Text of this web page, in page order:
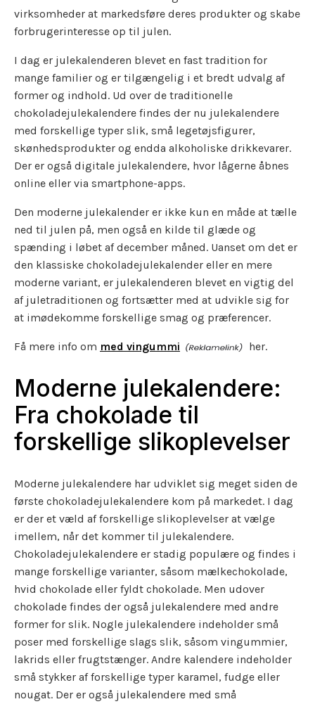
virksomheder at markedsføre deres produkter og skabe
forbrugerinteresse op til julen.
I dag er julekalenderen blevet en fast tradition for
mange familier og er tilgængelig i et bredt udvalg af
former og indhold. Ud over de traditionelle
chokoladejulekalendere findes der nu julekalendere
med forskellige typer slik, små legetøjsfigurer,
skønhedsprodukter og endda alkoholiske drikkevarer.
Der er også digitale julekalendere, hvor lågerne åbnes
online eller via smartphone-apps.
Den moderne julekalender er ikke kun en måde at tælle
ned til julen på, men også en kilde til glæde og
spænding i løbet af december måned. Uanset om det er
den klassiske chokoladejulekalender eller en mere
moderne variant, er julekalenderen blevet en vigtig del
af juletraditionen og fortsætter med at udvikle sig for
at imødekomme forskellige smag og præferencer.
Få mere info om med vingummi her.
Moderne julekalendere:
Fra chokolade til
forskellige slikoplevelser
Moderne julekalendere har udviklet sig meget siden de
første chokoladejulekalendere kom på markedet. I dag
er der et væld af forskellige slikoplevelser at vælge
imellem, når det kommer til julekalendere.
Chokoladejulekalendere er stadig populære og findes i
mange forskellige varianter, såsom mælkechokolade,
hvid chokolade eller fyldt chokolade. Men udover
chokolade findes der også julekalendere med andre
former for slik. Nogle julekalendere indeholder små
poser med forskellige slags slik, såsom vingummier,
lakrids eller frugtstænger. Andre kalendere indeholder
små stykker af forskellige typer karamel, fudge eller
nougat. Der er også julekalendere med små